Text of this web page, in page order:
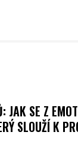
JAK SE Z
SLOUŽÍ K